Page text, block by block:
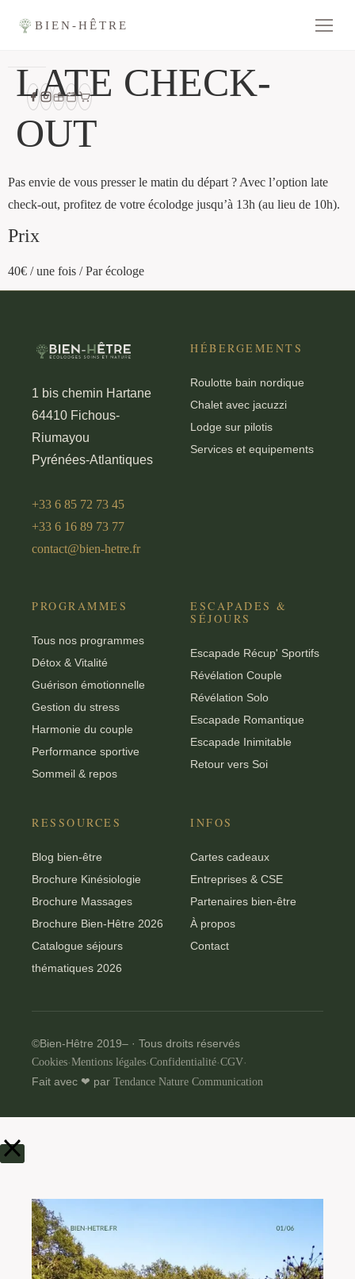
BIEN-HÊTRE
LATE CHECK-
OUT
Pas envie de vous presser le matin du départ ? Avec l’option late
check-out, profitez de votre écolodge jusqu’à 13h (au lieu de 10h).
Prix
40€ / une fois / Par écologe
1 bis chemin Hartane
64410 Fichous-
Riumayou
Pyrénées-Atlantiques
+33 6 85 72 73 45
+33 6 16 89 73 77
contact@bien-hetre.fr
HÉBERGEMENTS
Roulotte bain nordique
Chalet avec jacuzzi
Lodge sur pilotis
Services et equipements
PROGRAMMES
Tous nos programmes
Détox & Vitalité
Guérison émotionnelle
Gestion du stress
Harmonie du couple
Performance sportive
Sommeil & repos
ESCAPADES &
SÉJOURS
Escapade Récup' Sportifs
Révélation Couple
Révélation Solo
Escapade Romantique
Escapade Inimitable
Retour vers Soi
RESSOURCES
Blog bien-être
Brochure Kinésiologie
Brochure Massages
Brochure Bien-Hêtre 2026
Catalogue séjours
thématiques 2026
INFOS
Cartes cadeaux
Entreprises & CSE
Partenaires bien-être
À propos
Contact
©Bien-Hêtre 2019– · Tous droits réservés
Cookies·Mentions légales·Confidentialité·CGV·
Fait avec ❤ par Tendance Nature Communication